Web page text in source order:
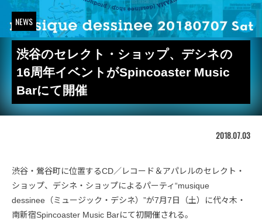
NEWS
渋谷のセレクト・ショップ、デシネの
16周年イベントがSpincoaster Music
Barにて開催
2018.07.03
渋谷・鶯谷町に位置するCD／レコード＆アパレルのセレクト・
ショップ、デシネ・ショップによるパーティ“musique
dessinee（ミュージック・デシネ）”が7月7日（土）に代々木・
南新宿Spincoaster Music Barにて初開催される。